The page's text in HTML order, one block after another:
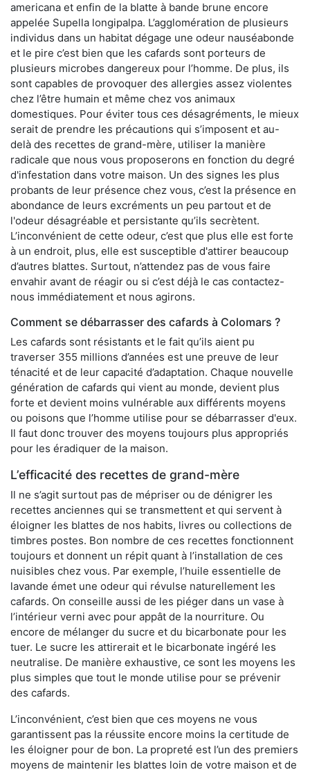
americana et enfin de la blatte à bande brune encore
appelée Supella longipalpa. L’agglomération de plusieurs
individus dans un habitat dégage une odeur nauséabonde
et le pire c’est bien que les cafards sont porteurs de
plusieurs microbes dangereux pour l’homme. De plus, ils
sont capables de provoquer des allergies assez violentes
chez l’être humain et même chez vos animaux
domestiques. Pour éviter tous ces désagréments, le mieux
serait de prendre les précautions qui s’imposent et au-
delà des recettes de grand-mère, utiliser la manière
radicale que nous vous proposerons en fonction du degré
d'infestation dans votre maison. Un des signes les plus
probants de leur présence chez vous, c’est la présence en
abondance de leurs excréments un peu partout et de
l'odeur désagréable et persistante qu’ils secrètent.
L’inconvénient de cette odeur, c’est que plus elle est forte
à un endroit, plus, elle est susceptible d'attirer beaucoup
d’autres blattes. Surtout, n’attendez pas de vous faire
envahir avant de réagir ou si c’est déjà le cas contactez-
nous immédiatement et nous agirons.
Comment se débarrasser des cafards à Colomars ?
Les cafards sont résistants et le fait qu’ils aient pu
traverser 355 millions d’années est une preuve de leur
ténacité et de leur capacité d’adaptation. Chaque nouvelle
génération de cafards qui vient au monde, devient plus
forte et devient moins vulnérable aux différents moyens
ou poisons que l’homme utilise pour se débarrasser d'eux.
Il faut donc trouver des moyens toujours plus appropriés
pour les éradiquer de la maison.
L’efficacité des recettes de grand-mère
Il ne s’agit surtout pas de mépriser ou de dénigrer les
recettes anciennes qui se transmettent et qui servent à
éloigner les blattes de nos habits, livres ou collections de
timbres postes. Bon nombre de ces recettes fonctionnent
toujours et donnent un répit quant à l’installation de ces
nuisibles chez vous. Par exemple, l’huile essentielle de
lavande émet une odeur qui révulse naturellement les
cafards. On conseille aussi de les piéger dans un vase à
l’intérieur verni avec pour appât de la nourriture. Ou
encore de mélanger du sucre et du bicarbonate pour les
tuer. Le sucre les attirerait et le bicarbonate ingéré les
neutralise. De manière exhaustive, ce sont les moyens les
plus simples que tout le monde utilise pour se prévenir
des cafards.
L’inconvénient, c’est bien que ces moyens ne vous
garantissent pas la réussite encore moins la certitude de
les éloigner pour de bon. La propreté est l’un des premiers
moyens de maintenir les blattes loin de votre maison et de